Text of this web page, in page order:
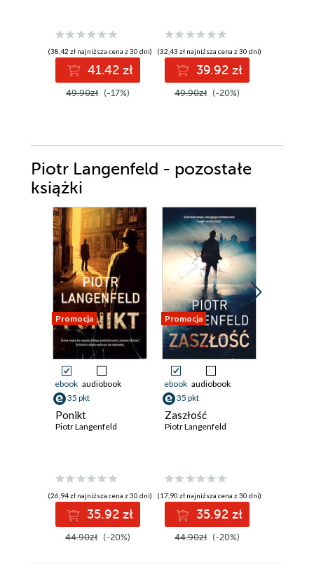
(38,42 zł najniższa cena z 30 dni)
41.42 zł
49.90zł (-17%)
(32,43 zł najniższa cena z 30 dni)
39.92 zł
49.90zł (-20%)
Piotr Langenfeld - pozostałe
książki
Promocja
ebook audiobook
35 pkt
Ponikt
Piotr Langenfeld
(26,94 zł najniższa cena z 30 dni)
35.92 zł
44.90zł (-20%)
Promocja
ebook audiobook
35 pkt
Zaszłość
Piotr Langenfeld
(17,90 zł najniższa cena z 30 dni)
35.92 zł
44.90zł (-20%)